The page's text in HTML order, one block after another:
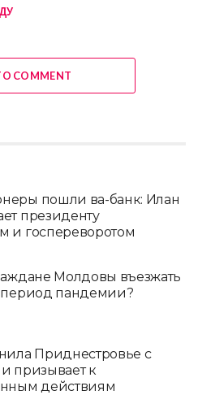
COMMENT
пошли ва-банк: Илан
президенту
и госпереворотом
Молдовы въезжать
пандемии?
Приднестровье с
призывает к
действиям